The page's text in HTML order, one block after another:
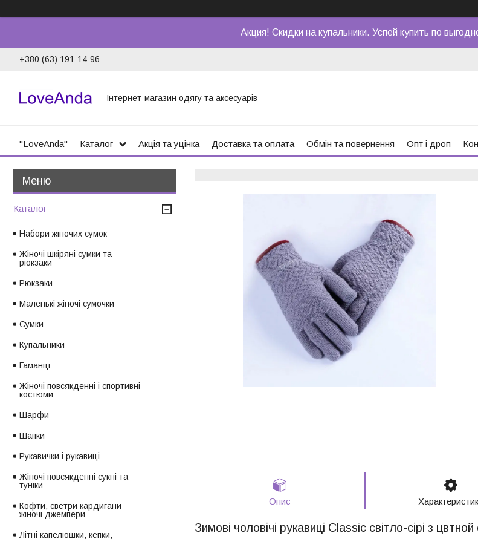
Акция! Скидки на купальники. Успей купить по
+380 (63) 191-14-96
Інтернет-магазин одягу та аксесуарів
"LoveAnda" Каталог Акція та уцінка Доставка та оплата Обмін та повернення Опт і дроп
Опис
Зимові чоловічі рукавиці Classic світло-сірі з
Каталог
Набори жіночих сумок
Жіночі шкіряні сумки та
рюкзаки
Рюкзаки
Маленькі жіночі сумочки
Сумки
Купальники
Гаманці
Жіночі повсякденні і спортивні
костюми
Шарфи
Шапки
Рукавички і рукавиці
Жіночі повсякденні сукні та
туніки
Кофти, светри кардигани
жіночі джемпери
Літні капелюшки, кепки,